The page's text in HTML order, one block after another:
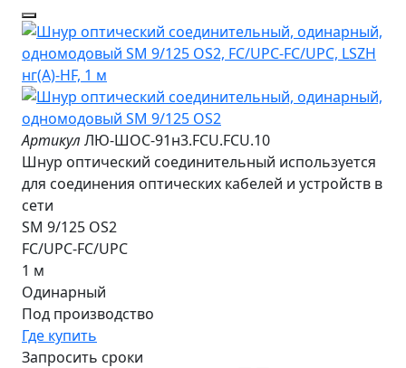
Артикул ЛЮ-ШОС-91н3.FCU.FCU.10
Шнур оптический соединительный используется
для соединения оптических кабелей и устройств в
сети
SM 9/125 OS2
FC/UPC-FC/UPC
1 м
Одинарный
Под производство
Где купить
Запросить сроки